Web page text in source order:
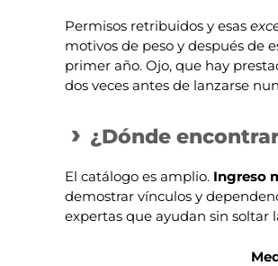
Permisos retribuidos y esas
motivos de peso y después de
primer año. Ojo, que hay
dos veces antes de lanzarse
¿Dónde
El catálogo es amplio. Ingreso
demostrar vínculos y
expertas que ayudan sin soltar